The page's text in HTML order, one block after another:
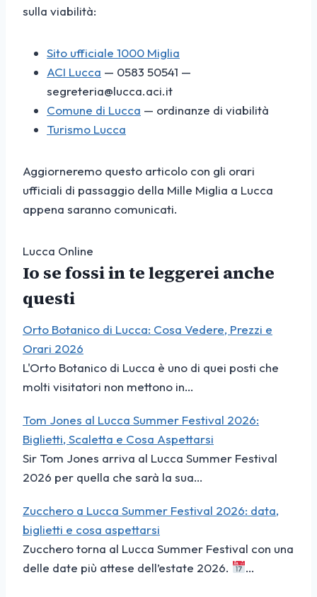
sulla viabilità:
Sito ufficiale 1000 Miglia
ACI Lucca — 0583 50541 —
segreteria@lucca.aci.it
Comune di Lucca — ordinanze di viabilità
Turismo Lucca
Aggiorneremo questo articolo con gli orari
ufficiali di passaggio della Mille Miglia a Lucca
appena saranno comunicati.
Lucca Online
Io se fossi in te leggerei anche
questi
Orto Botanico di Lucca: Cosa Vedere, Prezzi e
Orari 2026
L'Orto Botanico di Lucca è uno di quei posti che
molti visitatori non mettono in…
Tom Jones al Lucca Summer Festival 2026:
Biglietti, Scaletta e Cosa Aspettarsi
Sir Tom Jones arriva al Lucca Summer Festival
2026 per quella che sarà la sua…
Zucchero a Lucca Summer Festival 2026: data,
biglietti e cosa aspettarsi
Zucchero torna al Lucca Summer Festival con una
delle date più attese dell’estate 2026.
…